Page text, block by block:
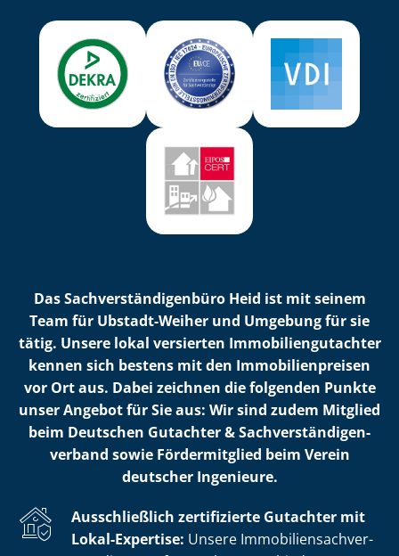
Das Sach­ver­stän­di­gen­bü­ro Heid ist mit seinem
Team für Ubstadt-Weiher und Umgebung für sie
tätig. Unsere lokal versierten Im­mo­bi­li­en­gut­ach­ter
kennen sich bestens mit den Im­mo­bi­li­en­prei­sen
vor Ort aus. Dabei zeichnen die folgenden Punkte
unser Angebot für Sie aus: Wir sind zudem Mitglied
beim Deutschen Gutachter & Sach­ver­stän­di­gen­
ver­band sowie Fördermitglied beim Verein
deutscher Ingenieure.
Ausschließlich zertifizierte Gutachter mit
Lokal-Expertise: Unsere Im­mo­bi­li­en­sach­ver­